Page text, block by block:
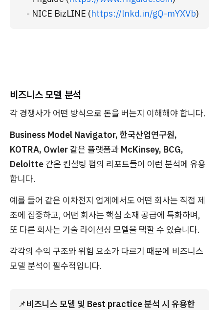
- NICE BizLINE (https://lnkd.in/gQ-mYXVb)
비즈니스 모델 분석
각 경쟁사가 어떤 방식으로 돈을 버는지 이해해야 합니다.
Business Model Navigator, 한국산업연구원,
KOTRA, Owler 같은 플랫폼과 McKinsey, BCG,
Deloitte 같은 컨설팅 펌의 리포트들이 이런 분석에 유용
합니다.
예를 들어 같은 이차전지 업계에서도 어떤 회사는 직접 제
조에 집중하고, 어떤 회사는 핵심 소재 공급에 특화하며,
또 다른 회사는 기술 라이선싱 모델을 택할 수 있습니다.
각각의 수익 구조와 위험 요소가 다르기 때문에 비즈니스
모델 분석이 필수적입니다.
📌비즈니스 모델 및 Best practice 분석 시 유용한